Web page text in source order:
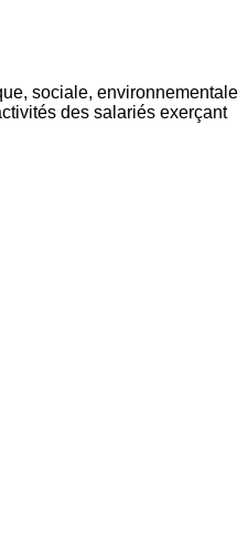
sociale, environnementale
des salariés exerçant